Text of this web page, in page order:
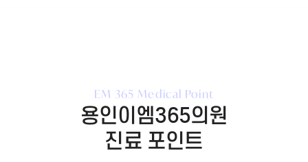
EM 365 Medical Point
용인이엠365의원
진료 포인트